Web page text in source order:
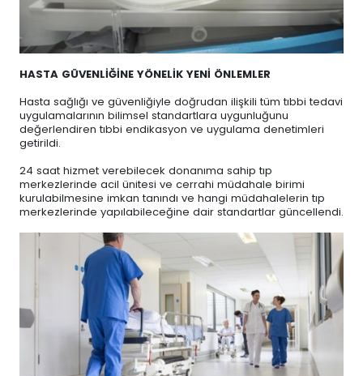
HASTA GÜVENLİĞİNE YÖNELİK YENİ ÖNLEMLER
Hasta sağlığı ve güvenliğiyle doğrudan ilişkili tüm tıbbi tedavi
uygulamalarının bilimsel standartlara uygunluğunu
değerlendiren tıbbi endikasyon ve uygulama denetimleri
getirildi.
24 saat hizmet verebilecek donanıma sahip tıp
merkezlerinde acil ünitesi ve cerrahi müdahale birimi
kurulabilmesine imkan tanındı ve hangi müdahalelerin tıp
merkezlerinde yapılabileceğine dair standartlar güncellendi.